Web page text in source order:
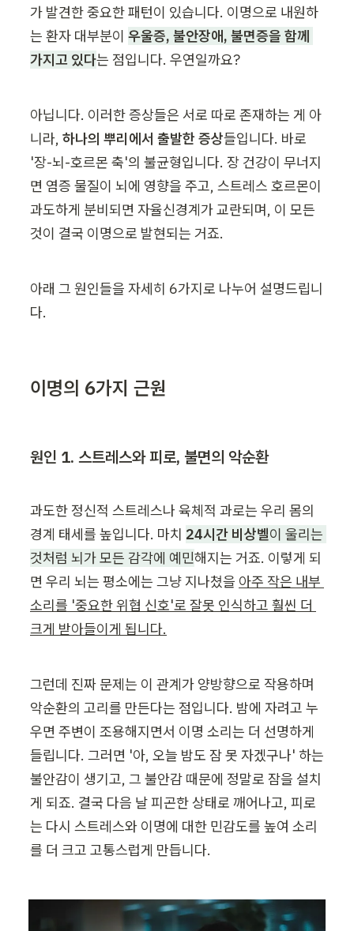
가 발견한 중요한 패턴이 있습니다. 이명으로 내원하
는 환자 대부분이 우울증, 불안장애, 불면증을 함께
가지고 있다는 점입니다. 우연일까요?
아닙니다. 이러한 증상들은 서로 따로 존재하는 게 아
니라, 하나의 뿌리에서 출발한 증상들입니다. 바로
'장-뇌-호르몬 축'의 불균형입니다. 장 건강이 무너지
면 염증 물질이 뇌에 영향을 주고, 스트레스 호르몬이
과도하게 분비되면 자율신경계가 교란되며, 이 모든
것이 결국 이명으로 발현되는 거죠.
아래 그 원인들을 자세히 6가지로 나누어 설명드립니
다.
이명의 6가지 근원
원인 1. 스트레스와 피로, 불면의 악순환
과도한 정신적 스트레스나 육체적 과로는 우리 몸의
경계 태세를 높입니다. 마치 24시간 비상벨이 울리는
것처럼 뇌가 모든 감각에 예민해지는 거죠. 이렇게 되
면 우리 뇌는 평소에는 그냥 지나쳤을 아주 작은 내부
소리를 '중요한 위협 신호'로 잘못 인식하고 훨씬 더
크게 받아들이게 됩니다.
그런데 진짜 문제는 이 관계가 양방향으로 작용하며
악순환의 고리를 만든다는 점입니다. 밤에 자려고 누
우면 주변이 조용해지면서 이명 소리는 더 선명하게
들립니다. 그러면 '아, 오늘 밤도 잠 못 자겠구나' 하는
불안감이 생기고, 그 불안감 때문에 정말로 잠을 설치
게 되죠. 결국 다음 날 피곤한 상태로 깨어나고, 피로
는 다시 스트레스와 이명에 대한 민감도를 높여 소리
를 더 크고 고통스럽게 만듭니다.